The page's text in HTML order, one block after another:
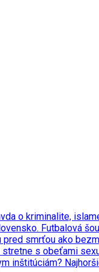
o kriminalite,
Futbalová
smrťou ako
stretne s obeťami
inštitúciám?